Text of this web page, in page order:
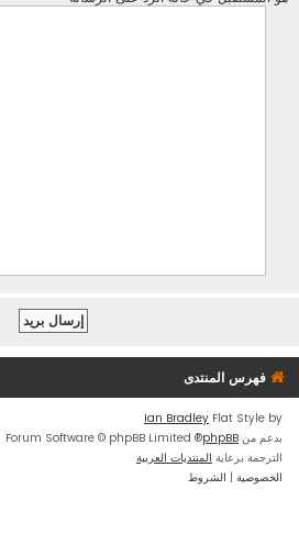
فهرس المنتدى
Flat Style by
Ian Bradley
بدعم من phpBB
® Forum Software © phpBB Limited
الترجمة برعاية المنتديات العربية
الخصوصية | الشروط